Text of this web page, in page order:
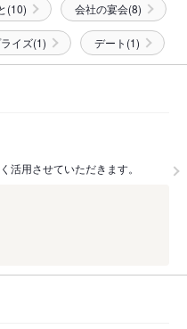
(10) 会社の宴会(8)
イズ(1) デート(1)
活用させていただきます。